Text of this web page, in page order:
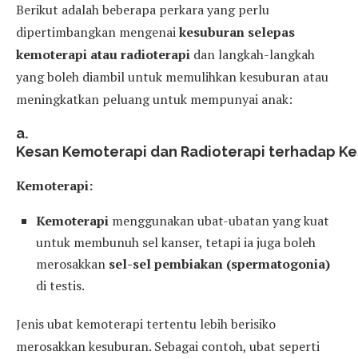
Berikut adalah beberapa perkara yang perlu
dipertimbangkan mengenaikesuburan selepas
kemoterapi atau radioterapi dan langkah-langkah
yang boleh diambil untuk memulihkan kesuburan atau
meningkatkan peluang untuk mempunyai anak:
a.
Kesan Kemoterapi dan Radioterapi terhadap
Kemoterapi:
Kemoterapi menggunakan ubat-ubatan yang kuat
untuk membunuh sel kanser, tetapi ia juga boleh
merosakkan sel-sel pembiakan (spermatogonia)
di testis.
Jenis ubat kemoterapi tertentu lebih berisiko
merosakkan kesuburan. Sebagai contoh, ubat seperti